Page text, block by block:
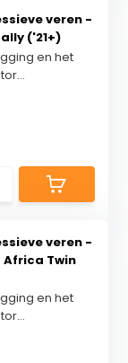
veren -
('21+)
en het
veren -
Africa Twin
en het